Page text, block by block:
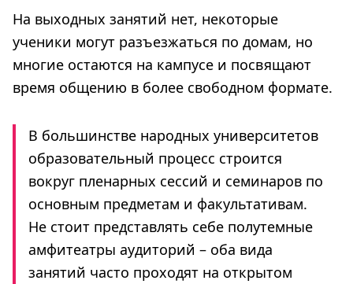
На выходных занятий нет, некоторые
ученики могут разъезжаться по домам, но
многие остаются на кампусе и посвящают
время общению в более свободном формате.
В большинстве народных университетов
образовательный процесс строится
вокруг пленарных сессий и семинаров по
основным предметам и факультативам.
Не стоит представлять себе полутемные
амфитеатры аудиторий – оба вида
занятий часто проходят на открытом